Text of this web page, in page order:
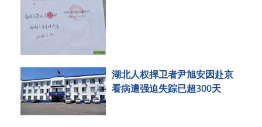
湖北人权捍卫者尹旭安因赴京
看病遭强迫失踪已超300天